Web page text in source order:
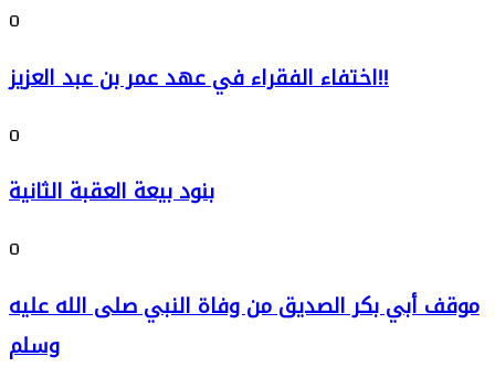
0
اختفاء الفقراء في عهد عمر بن عبد العزيز!!
0
بنود بيعة العقبة الثانية
0
موقف أبي بكر الصديق من وفاة النبي صلى الله عليه
وسلم